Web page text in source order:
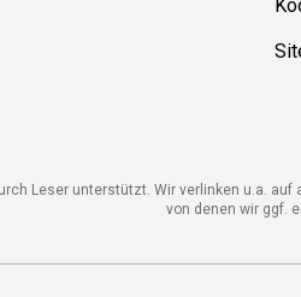
Leser unterstützt. Wir verlinken u.a. auf
von denen wir ggf.